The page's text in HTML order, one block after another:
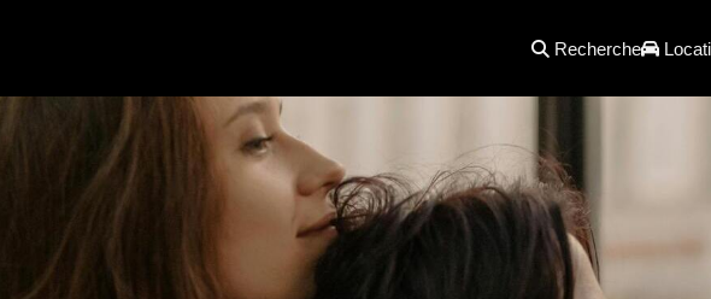
Recherche